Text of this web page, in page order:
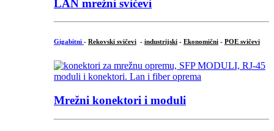
LAN mrežni svičevi
Gigabitni - Rekovski svičevi - industrijski - Ekonomični - POE svičevi
Mrežni konektori i moduli